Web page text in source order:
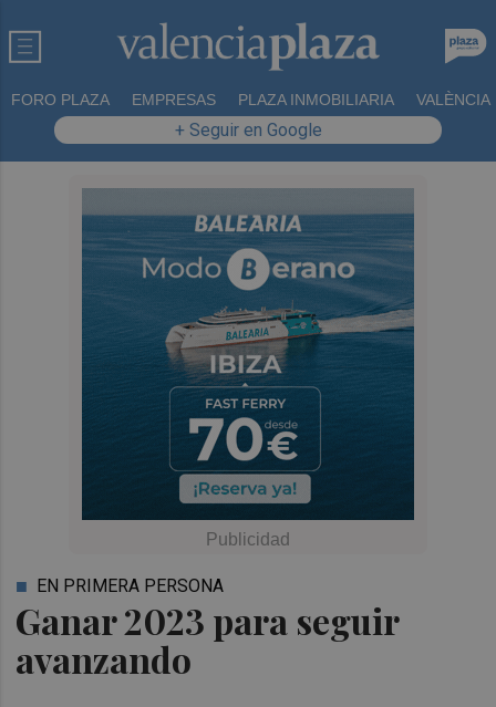
FORO PLAZA EMPRESAS PLAZA INMOBILIARIA VALÈNCIA
+ Seguir en Google
Ganar 2023 para seguir
avanzando
EN PRIMERA PERSONA